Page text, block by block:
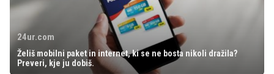
24ur.com
Želiš mobilni paket in internet, ki se ne bosta nikoli dražila?
Preveri, kje ju dobiš.